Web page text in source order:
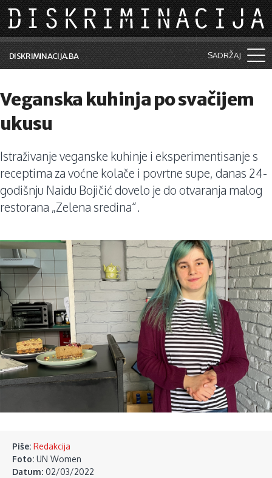
Skip to main content
DISKRIMINACIJA.BA SADRŽAJ
Vijesti i događaji
Aktuelne teme
Kolumne
Lične priče
Saradnja sa medijima
Veganska kuhinja po svačijem
ukusu
Istraživanje veganske kuhinje i eksperimentisanje s
receptima za voćne kolače i povrtne supe, danas 24-
godišnju Naidu Bojičić dovelo je do otvaranja malog
restorana „Zelena sredina“.
Piše: Redakcija
Foto: UN Women
Datum: 02/03/2022